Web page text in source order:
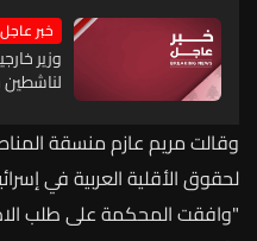
خبر عاجل
وزير
وقالتمريمعازممنسقة
لحقوقالأقليةالعربيةفي
"وافقتالمحكمةعلىطلب